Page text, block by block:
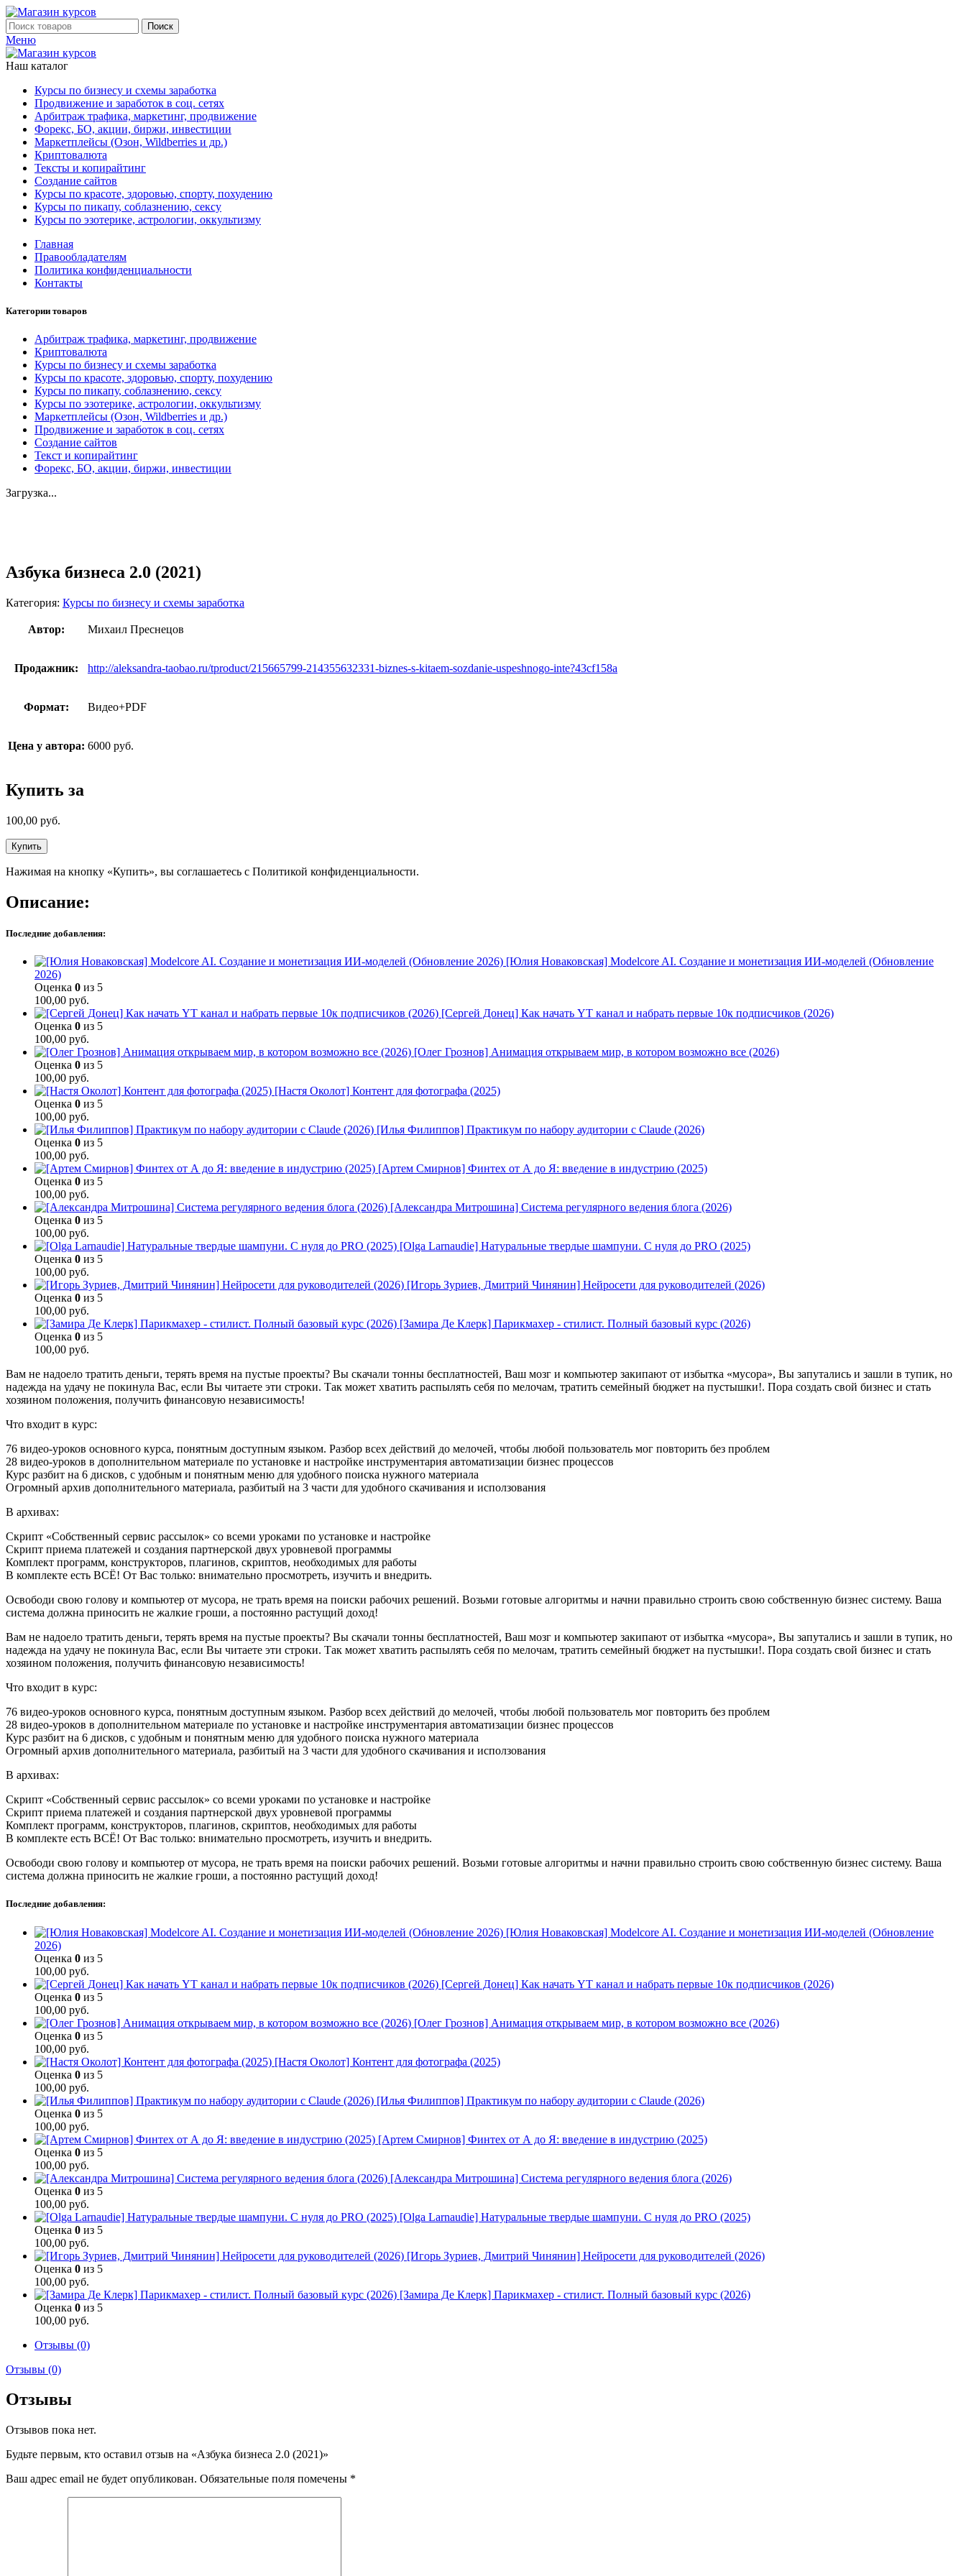
Поиск
Меню
Наш каталог
Курсы по бизнесу и схемы заработка
Продвижение и заработок в соц. сетях
Арбитраж трафика, маркетинг, продвижение
Форекс, БО, акции, биржи, инвестиции
Маркетплейсы (Озон, Wildberries и др.)
Криптовалюта
Тексты и копирайтинг
Создание сайтов
Курсы по красоте, здоровью, спорту, похудению
Курсы по пикапу, соблазнению, сексу
Курсы по эзотерике, астрологии, оккультизму
Главная
Правообладателям
Политика конфиденциальности
Контакты
Категории товаров
Арбитраж трафика, маркетинг, продвижение
Криптовалюта
Курсы по бизнесу и схемы заработка
Курсы по красоте, здоровью, спорту, похудению
Курсы по пикапу, соблазнению, сексу
Курсы по эзотерике, астрологии, оккультизму
Маркетплейсы (Озон, Wildberries и др.)
Продвижение и заработок в соц. сетях
Создание сайтов
Текст и копирайтинг
Форекс, БО, акции, биржи, инвестиции
Загрузка...
Азбука бизнеса 2.0 (2021)
Категория: Курсы по бизнесу и схемы заработка
Автор: Михаил Преснецов
Продажник: http://aleksandra-taobao.ru/tproduct/215665799-214355632331-biznes-s-kitaem-sozdanie-uspeshnogo-inte?43cf158a
Формат: Видео+PDF
Цена у автора: 6000 руб.
Купить за
100,00 руб.
Купить
Нажимая на кнопку «Купить», вы соглашаетесь с Политикой конфиденциальности.
Описание:
Последние добавления:
[Юлия Новаковская] Modelcore AI. Создание и монетизация ИИ-моделей (Обновление
2026)
Оценка 0 из 5
100,00 руб.
[Сергей Донец] Как начать YT канал и набрать первые 10к подписчиков (2026)
Оценка 0 из 5
100,00 руб.
[Олег Грознов] Анимация открываем мир, в котором возможно все (2026)
Оценка 0 из 5
100,00 руб.
[Настя Околот] Контент для фотографа (2025)
Оценка 0 из 5
100,00 руб.
[Илья Филиппов] Практикум по набору аудитории с Claude (2026)
Оценка 0 из 5
100,00 руб.
[Артем Смирнов] Финтех от А до Я: введение в индустрию (2025)
Оценка 0 из 5
100,00 руб.
[Александра Митрошина] Система регулярного ведения блога (2026)
Оценка 0 из 5
100,00 руб.
[Olga Larnaudie] Натуральные твердые шампуни. С нуля до PRO (2025)
Оценка 0 из 5
100,00 руб.
[Игорь Зуриев, Дмитрий Чинянин] Нейросети для руководителей (2026)
Оценка 0 из 5
100,00 руб.
[Замира Де Клерк] Парикмахер - стилист. Полный базовый курс (2026)
Оценка 0 из 5
100,00 руб.
Вам не надоело тратить деньги, терять время на пустые проекты? Вы скачали тонны бесплатностей, Ваш мозг и компьютер закипают от избытка «мусора», Вы запутались и зашли в тупик, но
надежда на удачу не покинула Вас, если Вы читаете эти строки. Так может хватить распылять себя по мелочам, тратить семейный бюджет на пустышки!. Пора создать свой бизнес и стать
хозяином положения, получить финансовую независимость!
Что входит в курс:
76 видео-уроков основного курса, понятным доступным языком. Разбор всех действий до мелочей, чтобы любой пользователь мог повторить без проблем
28 видео-уроков в дополнительном материале по установке и настройке инструментария автоматизации бизнес процессов
Курс разбит на 6 дисков, с удобным и понятным меню для удобного поиска нужного материала
Огромный архив дополнительного материала, разбитый на 3 части для удобного скачивания и исползования
В архивах:
Скрипт «Собственный сервис рассылок» со всеми уроками по установке и настройке
Скрипт приема платежей и создания партнерской двух уровневой программы
Комплект программ, конструкторов, плагинов, скриптов, необходимых для работы
В комплекте есть ВСЁ! От Вас только: внимательно просмотреть, изучить и внедрить.
Освободи свою голову и компьютер от мусора, не трать время на поиски рабочих решений. Возьми готовые алгоритмы и начни правильно строить свою собственную бизнес систему. Ваша
система должна приносить не жалкие гроши, а постоянно растущий доход!
Вам не надоело тратить деньги, терять время на пустые проекты? Вы скачали тонны бесплатностей, Ваш мозг и компьютер закипают от избытка «мусора», Вы запутались и зашли в тупик, но
надежда на удачу не покинула Вас, если Вы читаете эти строки. Так может хватить распылять себя по мелочам, тратить семейный бюджет на пустышки!. Пора создать свой бизнес и стать
хозяином положения, получить финансовую независимость!
Что входит в курс:
76 видео-уроков основного курса, понятным доступным языком. Разбор всех действий до мелочей, чтобы любой пользователь мог повторить без проблем
28 видео-уроков в дополнительном материале по установке и настройке инструментария автоматизации бизнес процессов
Курс разбит на 6 дисков, с удобным и понятным меню для удобного поиска нужного материала
Огромный архив дополнительного материала, разбитый на 3 части для удобного скачивания и исползования
В архивах:
Скрипт «Собственный сервис рассылок» со всеми уроками по установке и настройке
Скрипт приема платежей и создания партнерской двух уровневой программы
Комплект программ, конструкторов, плагинов, скриптов, необходимых для работы
В комплекте есть ВСЁ! От Вас только: внимательно просмотреть, изучить и внедрить.
Освободи свою голову и компьютер от мусора, не трать время на поиски рабочих решений. Возьми готовые алгоритмы и начни правильно строить свою собственную бизнес систему. Ваша
система должна приносить не жалкие гроши, а постоянно растущий доход!
Последние добавления:
[Юлия Новаковская] Modelcore AI. Создание и монетизация ИИ-моделей (Обновление
2026)
Оценка 0 из 5
100,00 руб.
[Сергей Донец] Как начать YT канал и набрать первые 10к подписчиков (2026)
Оценка 0 из 5
100,00 руб.
[Олег Грознов] Анимация открываем мир, в котором возможно все (2026)
Оценка 0 из 5
100,00 руб.
[Настя Околот] Контент для фотографа (2025)
Оценка 0 из 5
100,00 руб.
[Илья Филиппов] Практикум по набору аудитории с Claude (2026)
Оценка 0 из 5
100,00 руб.
[Артем Смирнов] Финтех от А до Я: введение в индустрию (2025)
Оценка 0 из 5
100,00 руб.
[Александра Митрошина] Система регулярного ведения блога (2026)
Оценка 0 из 5
100,00 руб.
[Olga Larnaudie] Натуральные твердые шампуни. С нуля до PRO (2025)
Оценка 0 из 5
100,00 руб.
[Игорь Зуриев, Дмитрий Чинянин] Нейросети для руководителей (2026)
Оценка 0 из 5
100,00 руб.
[Замира Де Клерк] Парикмахер - стилист. Полный базовый курс (2026)
Оценка 0 из 5
100,00 руб.
Отзывы (0)
Отзывы (0)
Отзывы
Отзывов пока нет.
Будьте первым, кто оставил отзыв на «Азбука бизнеса 2.0 (2021)»
Ваш адрес email не будет опубликован. Обязательные поля помечены *